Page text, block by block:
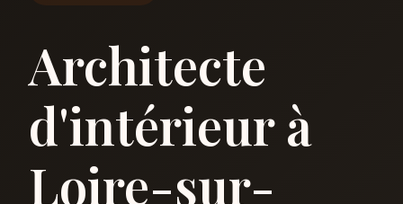
Architecte
d'intérieur à
Loire-sur-